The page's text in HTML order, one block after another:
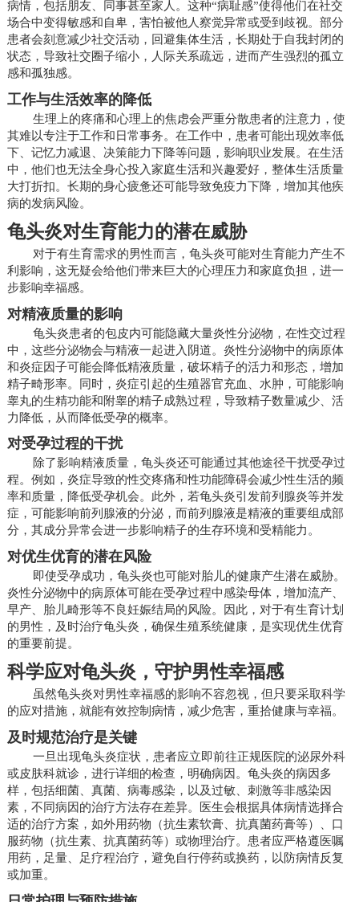
病情，包括朋友、同事甚至家人。这种“病耻感”使得他们在社交
场合中变得敏感和自卑，害怕被他人察觉异常或受到歧视。部分
患者会刻意减少社交活动，回避集体生活，长期处于自我封闭的
状态，导致社交圈子缩小，人际关系疏远，进而产生强烈的孤立
感和孤独感。
工作与生活效率的降低
生理上的疼痛和心理上的焦虑会严重分散患者的注意力，使
其难以专注于工作和日常事务。在工作中，患者可能出现效率低
下、记忆力减退、决策能力下降等问题，影响职业发展。在生活
中，他们也无法全身心投入家庭生活和兴趣爱好，整体生活质量
大打折扣。长期的身心疲惫还可能导致免疫力下降，增加其他疾
病的发病风险。
龟头炎对生育能力的潜在威胁
对于有生育需求的男性而言，龟头炎可能对生育能力产生不
利影响，这无疑会给他们带来巨大的心理压力和家庭负担，进一
步影响幸福感。
对精液质量的影响
龟头炎患者的包皮内可能隐藏大量炎性分泌物，在性交过程
中，这些分泌物会与精液一起进入阴道。炎性分泌物中的病原体
和炎症因子可能会降低精液质量，破坏精子的活力和形态，增加
精子畸形率。同时，炎症引起的生殖器官充血、水肿，可能影响
睾丸的生精功能和附睾的精子成熟过程，导致精子数量减少、活
力降低，从而降低受孕的概率。
对受孕过程的干扰
除了影响精液质量，龟头炎还可能通过其他途径干扰受孕过
程。例如，炎症导致的性交疼痛和性功能障碍会减少性生活的频
率和质量，降低受孕机会。此外，若龟头炎引发前列腺炎等并发
症，可能影响前列腺液的分泌，而前列腺液是精液的重要组成部
分，其成分异常会进一步影响精子的生存环境和受精能力。
对优生优育的潜在风险
即使受孕成功，龟头炎也可能对胎儿的健康产生潜在威胁。
炎性分泌物中的病原体可能在受孕过程中感染母体，增加流产、
早产、胎儿畸形等不良妊娠结局的风险。因此，对于有生育计划
的男性，及时治疗龟头炎，确保生殖系统健康，是实现优生优育
的重要前提。
科学应对龟头炎，守护男性幸福感
虽然龟头炎对男性幸福感的影响不容忽视，但只要采取科学
的应对措施，就能有效控制病情，减少危害，重拾健康与幸福。
及时规范治疗是关键
一旦出现龟头炎症状，患者应立即前往正规医院的泌尿外科
或皮肤科就诊，进行详细的检查，明确病因。龟头炎的病因多
样，包括细菌、真菌、病毒感染，以及过敏、刺激等非感染因
素，不同病因的治疗方法存在差异。医生会根据具体病情选择合
适的治疗方案，如外用药物（抗生素软膏、抗真菌药膏等）、口
服药物（抗生素、抗真菌药等）或物理治疗。患者应严格遵医嘱
用药，足量、足疗程治疗，避免自行停药或换药，以防病情反复
或加重。